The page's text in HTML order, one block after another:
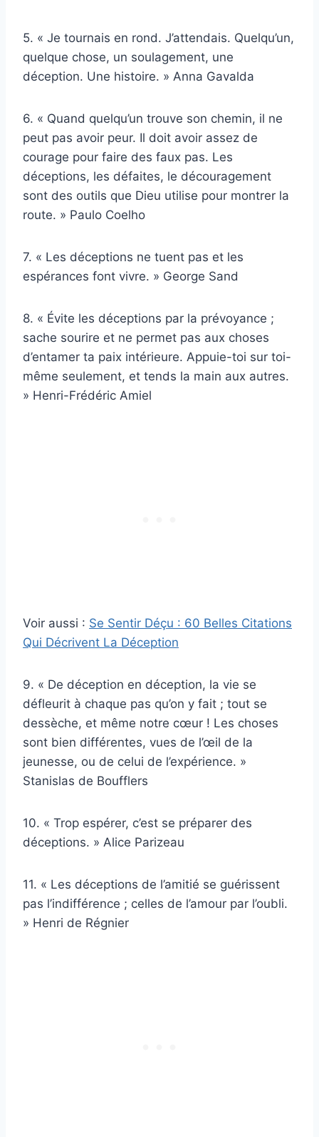
5. « Je tournais en rond. J’attendais. Quelqu’un,
quelque chose, un soulagement, une
déception. Une histoire. » Anna Gavalda
6. « Quand quelqu’un trouve son chemin, il ne
peut pas avoir peur. Il doit avoir assez de
courage pour faire des faux pas. Les
déceptions, les défaites, le découragement
sont des outils que Dieu utilise pour montrer la
route. » Paulo Coelho
7. « Les déceptions ne tuent pas et les
espérances font vivre. » George Sand
8. « Évite les déceptions par la prévoyance ;
sache sourire et ne permet pas aux choses
d’entamer ta paix intérieure. Appuie-toi sur toi-
même seulement, et tends la main aux autres.
» Henri-Frédéric Amiel
Voir aussi : Se Sentir Déçu : 60 Belles Citations
Qui Décrivent La Déception
9. « De déception en déception, la vie se
défleurit à chaque pas qu’on y fait ; tout se
dessèche, et même notre cœur ! Les choses
sont bien différentes, vues de l’œil de la
jeunesse, ou de celui de l’expérience. »
Stanislas de Boufflers
10. « Trop espérer, c’est se préparer des
déceptions. » Alice Parizeau
11. « Les déceptions de l’amitié se guérissent
pas l’indifférence ; celles de l’amour par l’oubli.
» Henri de Régnier